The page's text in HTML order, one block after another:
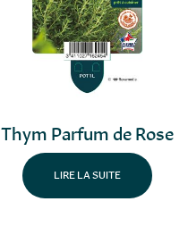
Thym Parfum de Rose
LIRE LA SUITE